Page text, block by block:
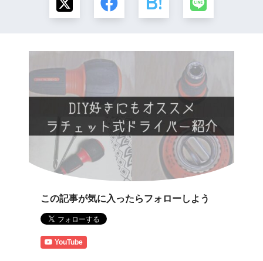
この記事が気に入ったらフォローしよう
YouTube